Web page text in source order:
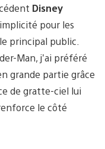
Disney
pour les
principal public.
Man, j’ai préféré
grande partie grâce
de gratte-ciel lui
le côté